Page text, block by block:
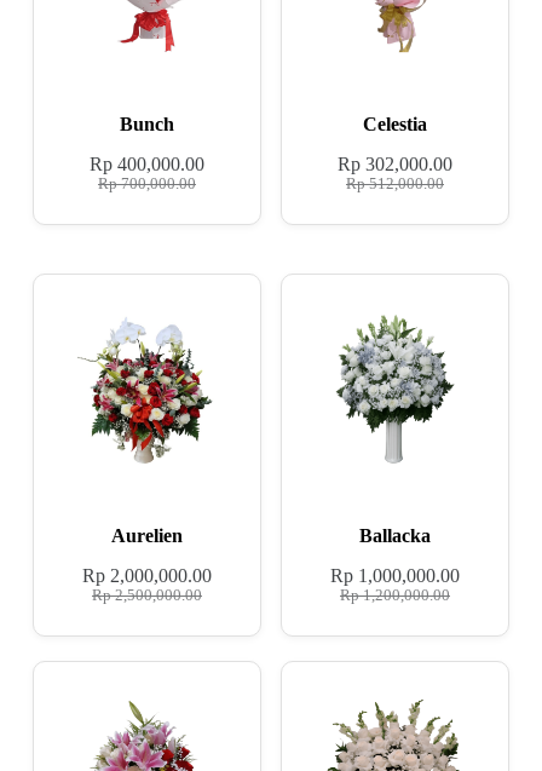
Bunch
Rp700,000.00
Rp400,000.00
Celestia
Rp512,000.00
Rp 302,000.00
Aurelien
Rp2,500,000.00
Rp2,000,000.00
Ballacka
Rp1,200,000.00
Rp 1,000,000.00